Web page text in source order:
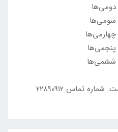
دومی‌ها
سومی‌ها
پنجمی‌ها
ششمی‌ها
مرکز مشاوره ره‌یافتگان سلامت. شماره تماس ۲۲۸۹۰۹۱۲